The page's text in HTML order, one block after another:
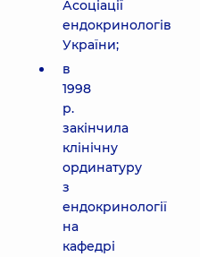
Асоціації
ендокринологів
України;
в
1998
р.
закінчила
клінічну
ординатуру
з
ендокринології
на
кафедрі